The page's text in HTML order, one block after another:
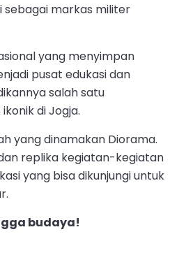
sebagai markas militer
yang menyimpan
pusat edukasi dan
salah satu
di Jogja.
yang dinamakan Diorama.
replika kegiatan-kegiatan
yang bisa dikunjungi untuk
budaya!